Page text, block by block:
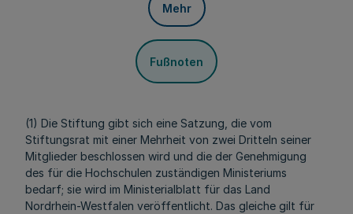
Mehr
Fußnoten
(1) Die Stiftung gibt sich eine Satzung, die vom
Stiftungsrat mit einer Mehrheit von zwei Dritteln seiner
Mitglieder beschlossen wird und die der Genehmigung
des für die Hochschulen zuständigen Ministeriums
bedarf; sie wird im Ministerialblatt für das Land
Nordrhein-Westfalen veröffentlicht. Das gleiche gilt für